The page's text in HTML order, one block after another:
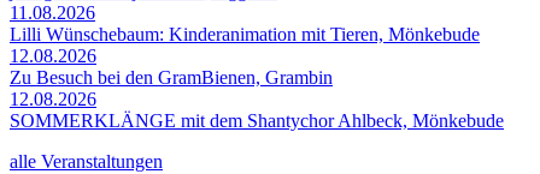
11.08.2026
Lilli Wünschebaum: Kinderanimation mit Tieren, Mönkebude
12.08.2026
Zu Besuch bei den GramBienen, Grambin
12.08.2026
SOMMERKLÄNGE mit dem Shantychor Ahlbeck, Mönkebude
alle Veranstaltungen